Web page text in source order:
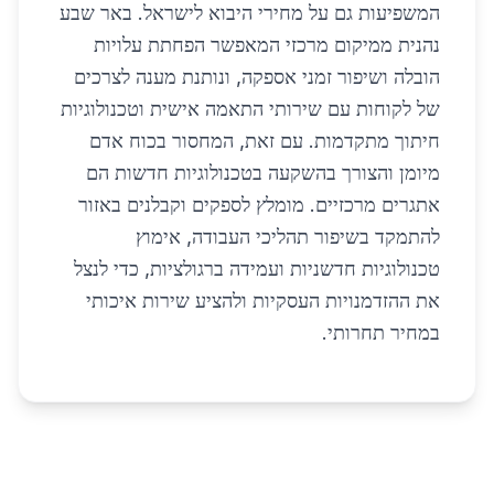
המשפיעות גם על מחירי היבוא לישראל. באר שבע
נהנית ממיקום מרכזי המאפשר הפחתת עלויות
הובלה ושיפור זמני אספקה, ונותנת מענה לצרכים
של לקוחות עם שירותי התאמה אישית וטכנולוגיות
חיתוך מתקדמות. עם זאת, המחסור בכוח אדם
מיומן והצורך בהשקעה בטכנולוגיות חדשות הם
אתגרים מרכזיים. מומלץ לספקים וקבלנים באזור
להתמקד בשיפור תהליכי העבודה, אימוץ
טכנולוגיות חדשניות ועמידה ברגולציות, כדי לנצל
את ההזדמנויות העסקיות ולהציע שירות איכותי
במחיר תחרותי.